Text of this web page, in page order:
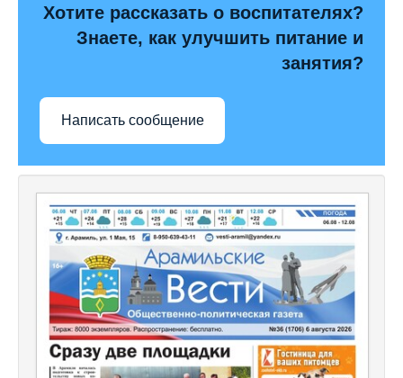
Хотите рассказать о воспитателях?
Знаете, как улучшить питание и
занятия?
Написать сообщение